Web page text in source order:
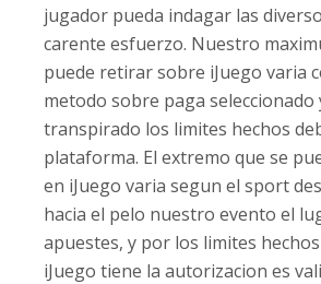
jugador pueda indagar las
carente esfuerzo. Nuestro
puede retirar sobre iJuego varia
metodo sobre paga seleccionado
transpirado los limites hechos
plataforma. El extremo que se
en iJuego varia segun el sport
hacia el pelo nuestro evento el
apuestes, y por los limites
iJuego tiene la autorizacion es